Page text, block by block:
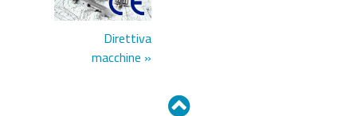
Direttiva
macchine »